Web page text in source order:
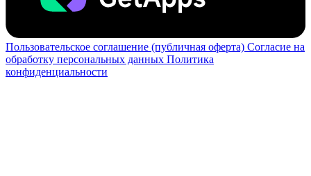
Пользовательское соглашение (публичная оферта) Согласие на
обработку персональных данных Политика
конфиденциальности